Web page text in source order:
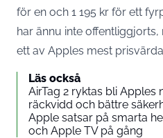
för en och 1 195 kr för ett
har ännu inte
ett av Apples mest
Läs också
AirTag 2 ryktas bli Apples
räckvidd och bättre
Apple satsar på smarta
och Apple TV på gång